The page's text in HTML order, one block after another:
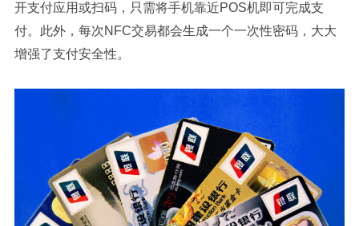
开支付应用或扫码，只需将手机靠近POS机即可完成支
付。此外，每次NFC交易都会生成一个一次性密码，大大
增强了支付安全性。